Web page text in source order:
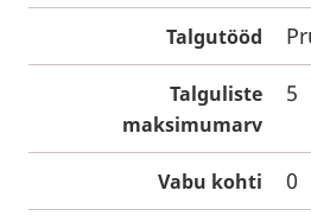
Talgutööd
Talguliste
maksimumarv
5
Vabu kohti 0